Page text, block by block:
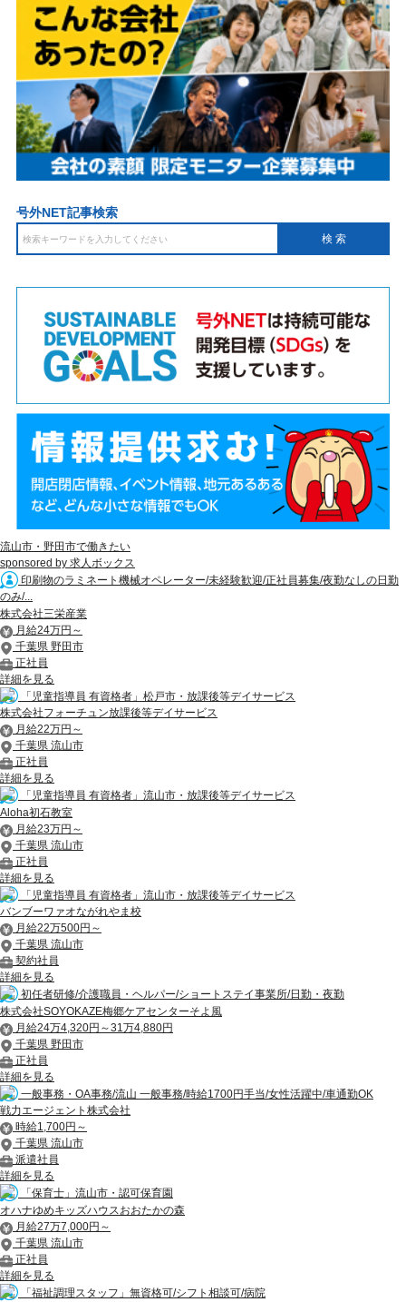
号外NET記事検索
流山市・野田市で働きたい
sponsored by 求人ボックス
印刷物のラミネート機械オペレーター/未経験歓迎/正社員募集/夜勤なしの日勤
のみ/...
株式会社三栄産業
月給24万円～
千葉県 野田市
正社員
詳細を見る
「児童指導員 有資格者」松戸市・放課後等デイサービス
株式会社フォーチュン放課後等デイサービス
月給22万円～
千葉県 流山市
正社員
詳細を見る
「児童指導員 有資格者」流山市・放課後等デイサービス
Aloha初石教室
月給23万円～
千葉県 流山市
正社員
詳細を見る
「児童指導員 有資格者」流山市・放課後等デイサービス
バンブーワァオながれやま校
月給22万500円～
千葉県 流山市
契約社員
詳細を見る
初任者研修/介護職員・ヘルパー/ショートステイ事業所/日勤・夜勤
株式会社SOYOKAZE梅郷ケアセンターそよ風
月給24万4,320円～31万4,880円
千葉県 野田市
正社員
詳細を見る
一般事務・OA事務/流山 一般事務/時給1700円手当/女性活躍中/車通勤OK
戦力エージェント株式会社
時給1,700円～
千葉県 流山市
派遣社員
詳細を見る
「保育士」流山市・認可保育園
オハナゆめキッズハウスおおたかの森
月給27万7,000円～
千葉県 流山市
正社員
詳細を見る
「福祉調理スタッフ」無資格可/シフト相談可/病院